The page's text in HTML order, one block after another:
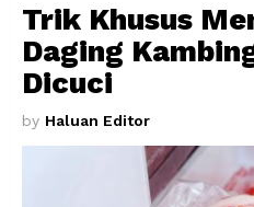
Trik Khusus
Daging
Dicuci
by Haluan Editor